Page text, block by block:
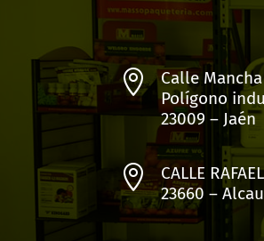

Calle
Polígono
23009 – Jaén

CALLE
23660 –